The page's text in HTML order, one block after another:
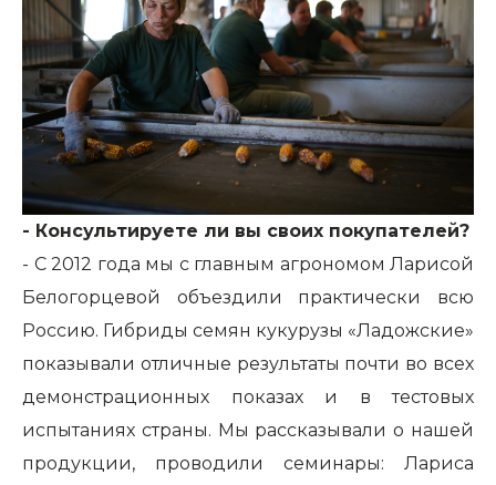
- Консультируете ли вы своих покупателей?
- С 2012 года мы с главным агрономом Ларисой
Белогорцевой объездили практически всю
Россию. Гибриды семян кукурузы «Ладожские»
показывали отличные результаты почти во всех
демонстрационных показах и в тестовых
испытаниях страны. Мы рассказывали о нашей
продукции, проводили семинары: Лариса